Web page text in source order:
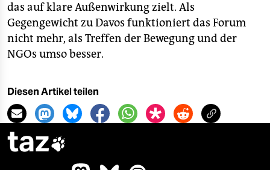
das auf klare Außenwirkung zielt. Als
Gegengewicht zu Davos funktioniert das Forum
nicht mehr, als Treffen der Bewegung und der
NGOs umso besser.
Diesen Artikel teilen
taz